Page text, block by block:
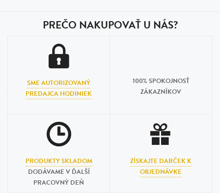
PREČO NAKUPOVAŤ U NÁS?
SME AUTORIZOVANÝ
PREDAJCA HODINIEK
100% SPOKOJNOSŤ
ZÁKAZNÍKOV
PRODUKTY SKLADOM
DODÁVAME V ĎALŠÍ
PRACOVNÝ DEŇ
ZÍSKAJTE DARČEK K
OBJEDNÁVKE